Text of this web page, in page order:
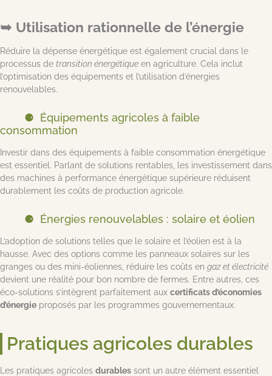
Utilisation rationnelle de l’énergie
Réduire la dépense énergétique est également crucial dans le
processus de transition énergétique en agriculture. Cela inclut
l’optimisation des équipements et l’utilisation d’énergies
renouvelables.
Équipements agricoles à faible
consommation
Investir dans des équipements à faible consommation énergétique
est essentiel. Parlant de solutions rentables, les investissement dans
des machines à performance énergétique supérieure réduisent
durablement les coûts de production agricole.
Énergies renouvelables : solaire et éolien
L’adoption de solutions telles que le solaire et l’éolien est à la
hausse. Avec des options comme les panneaux solaires sur les
granges ou des mini-éoliennes, réduire les coûts en gaz et électricité
devient une réalité pour bon nombre de fermes. Entre autres, ces
éco-solutions s’intègrent parfaitement aux certificats d’économies
d’énergie proposés par les programmes gouvernementaux.
Pratiques agricoles durables
Les pratiques agricoles durables sont un autre élément essentiel